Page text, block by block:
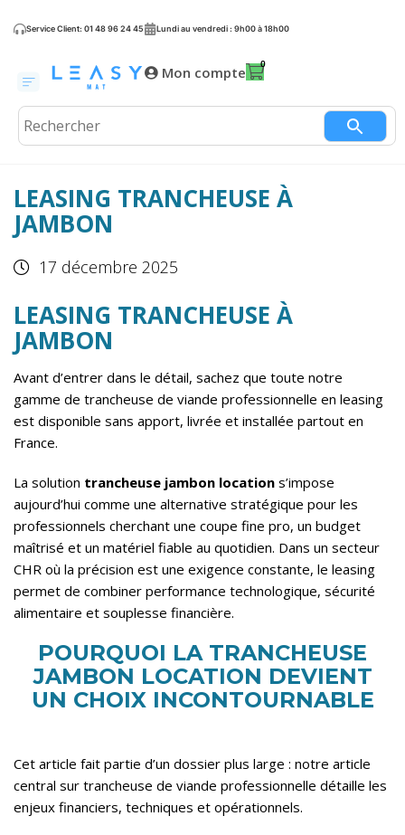
Service Client: 01 48 96 24 45 Lundi au vendredi : 9h00 à 18h00
Mon compte
LEASING TRANCHEUSE À
JAMBON
17 décembre 2025
LEASING TRANCHEUSE À
JAMBON
Avant d’entrer dans le détail, sachez que toute notre
gamme de trancheuse de viande professionnelle en leasing
est disponible sans apport, livrée et installée partout en
France.
La solution trancheuse jambon location s’impose
aujourd’hui comme une alternative stratégique pour les
professionnels cherchant une coupe fine pro, un budget
maîtrisé et un matériel fiable au quotidien. Dans un secteur
CHR où la précision est une exigence constante, le leasing
permet de combiner performance technologique, sécurité
alimentaire et souplesse financière.
POURQUOI LA TRANCHEUSE
JAMBON LOCATION DEVIENT
UN CHOIX INCONTOURNABLE
Cet article fait partie d’un dossier plus large : notre article
central sur trancheuse de viande professionnelle détaille les
enjeux financiers, techniques et opérationnels.